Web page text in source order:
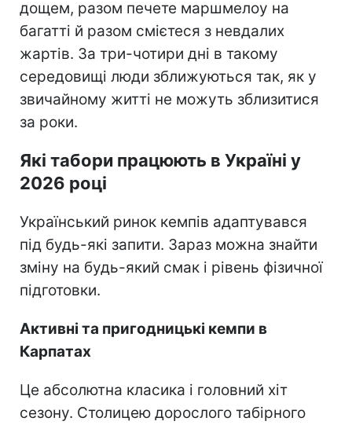
дощем, разом печете маршмелоу на
багатті й разом смієтеся з невдалих
жартів. За три-чотири дні в такому
середовищі люди зближуються так, як у
звичайному житті не можуть зблизитися
за роки.
Які табори працюють в Україні у
2026 році
Український ринок кемпів адаптувався
під будь-які запити. Зараз можна знайти
зміну на будь-який смак і рівень фізичної
підготовки.
Активні та пригодницькі кемпи в
Карпатах
Це абсолютна класика і головний хіт
сезону. Столицею дорослого табірного